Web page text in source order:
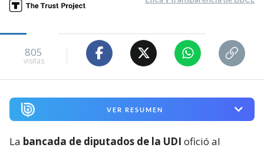
805
visitas
VER RESUMEN
La bancada de diputados de la UDI ofició al